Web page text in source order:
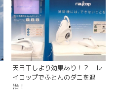
天日干しより効果あり！？ レ
イコップでふとんのダニを退
治！